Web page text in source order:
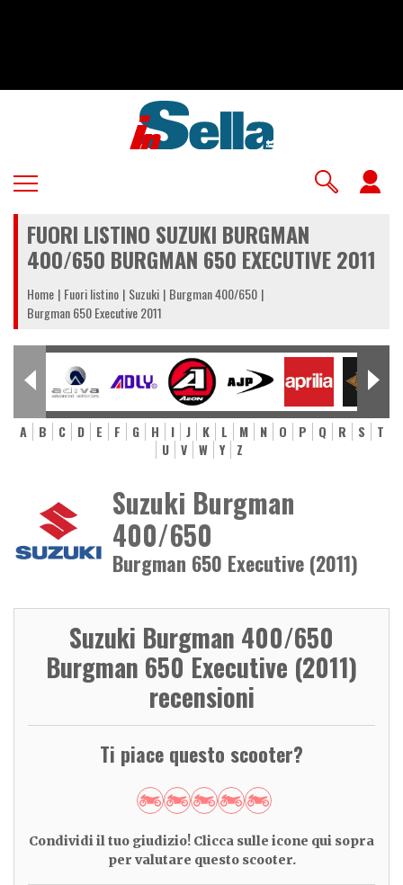
FUORI LISTINO SUZUKI BURGMAN
400/650 BURGMAN 650 EXECUTIVE 2011
Home Fuori listino Suzuki Burgman 400/650
Burgman 650 Executive 2011
A B C D E F G H I J K L M N O P Q R S
T
U
V W Y Z
Suzuki Burgman
400/650
Burgman 650 Executive (2011)
Suzuki Burgman 400/650
Burgman 650 Executive (2011)
recensioni
Ti piace questo scooter?
Condividi il tuo giudizio! Clicca sulle icone qui sopra
per valutare questo scooter.